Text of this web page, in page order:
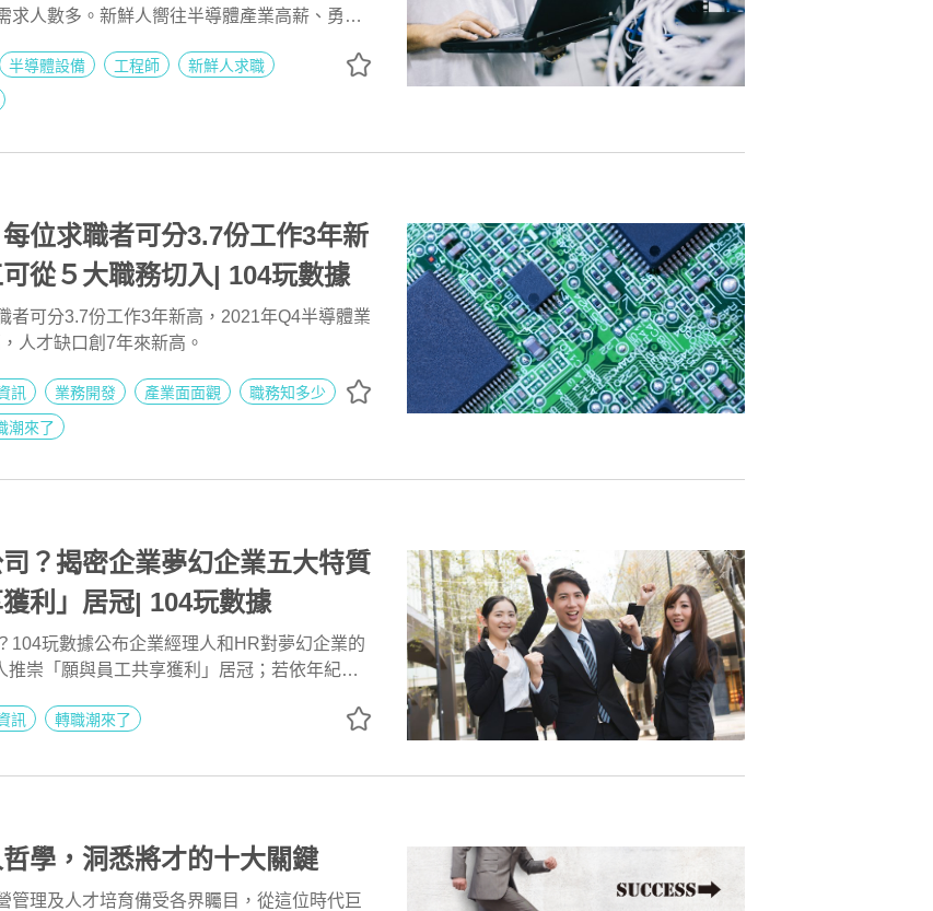
求人數多。新鮮人嚮往半導體產業高薪、勇於
半導體設備 工程師
新鮮人求職
位求職者可分3.7份工作3年新
從５大職務切入| 104玩數據
者可分3.7份工作3年新高，2021年Q4半導體業
人才缺口創7年來新高。
訊 業務開發 產業面面觀
職務知多少
潮來了
？揭密企業夢幻企業五大特質
獲利」居冠| 104玩數據
104玩數據公布企業經理人和HR對夢幻企業的
推崇「願與員工共享獲利」居冠；若依年紀，
代差異。至於徵兆會讓上班族想轉職？52%的
的關鍵仍在於薪資。
訊 轉職潮來了
學，洞悉將才的十大關鍵
管理及人才培育備受各界矚目，從這位時代巨